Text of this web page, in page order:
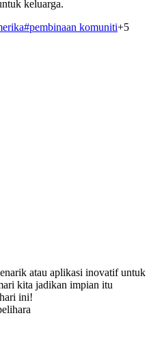
keluarga.
#pembinaan komuniti+5
atau aplikasi inovatif untuk
kita jadikan impian itu
ini!